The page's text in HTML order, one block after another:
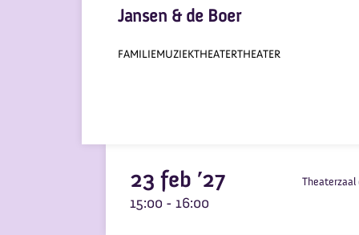
Jansen & de Boer
FAMILIEMUZIEKTHEATERTHEATER
23 feb ’27
15:00 - 16:00
Theaterzaal